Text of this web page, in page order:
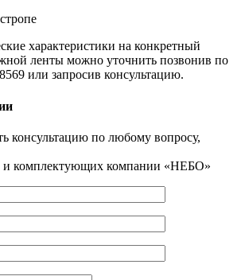
характеристики на конкретный
ленты можно уточнить позвонив по
или запросив консультацию.
консультацию по любому вопросу,
и комплектующих компании «НЕБО»